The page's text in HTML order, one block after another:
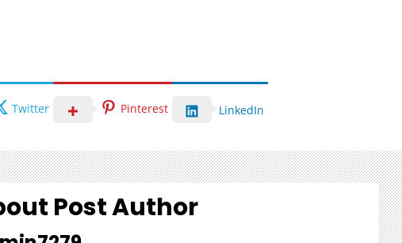
Twitter Pinterest LinkedIn
Post Author